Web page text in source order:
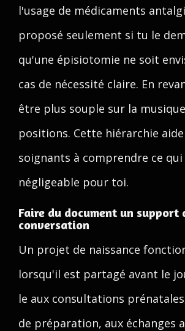
l'usage de médicaments
proposé seulement si tu le
qu'une épisiotomie ne soit
cas de nécessité claire. En
être plus souple sur la
positions. Cette hiérarchie
soignants à comprendre ce
négligeable pour toi.
Faire du document un support
conversation
Un projet de naissance
lorsqu'il est partagé avant le
le aux consultations
de préparation, aux échanges